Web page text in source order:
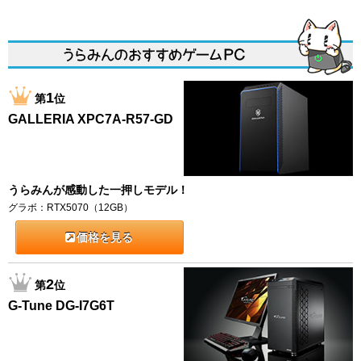
第1位
GALLERIA XPC7A-R57-GD
うらみんが感動した一押しモデル！
グラボ：RTX5070（12GB）
価格を見る
第2位
G-Tune DG-I7G6T